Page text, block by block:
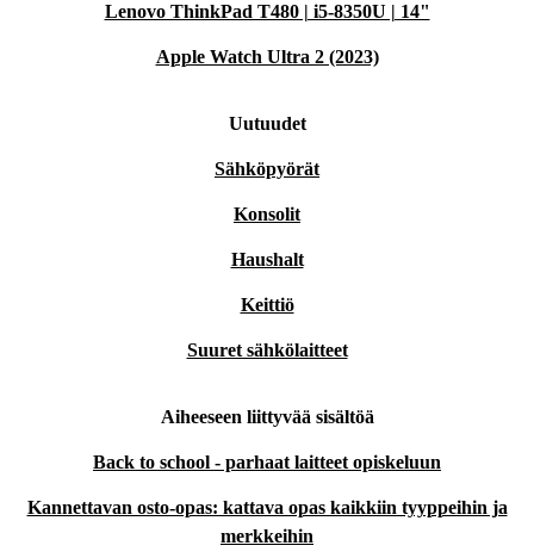
Lenovo ThinkPad T480 | i5-8350U | 14"
Apple Watch Ultra 2 (2023)
Uutuudet
Sähköpyörät
Konsolit
Haushalt
Keittiö
Suuret sähkölaitteet
Aiheeseen liittyvää sisältöä
Back to school - parhaat laitteet opiskeluun
Kannettavan osto-opas: kattava opas kaikkiin tyyppeihin ja
merkkeihin